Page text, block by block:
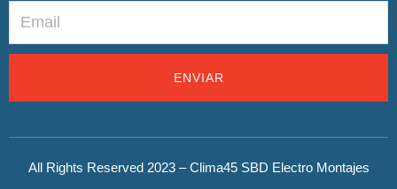
ENVIAR
All Rights Reserved 2023 – Clima45 SBD Electro Montajes